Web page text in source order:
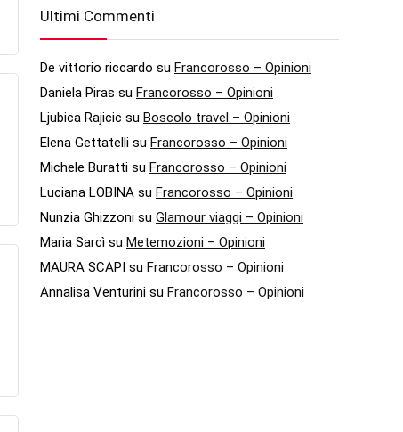
Ultimi Commenti
De vittorio riccardo su Francorosso – Opinioni
Daniela Piras su Francorosso – Opinioni
Ljubica Rajicic su Boscolo travel – Opinioni
Elena Gettatelli su Francorosso – Opinioni
Michele Buratti su Francorosso – Opinioni
Luciana LOBINA su Francorosso – Opinioni
Nunzia Ghizzoni su Glamour viaggi – Opinioni
Maria Sarcì su Metemozioni – Opinioni
MAURA SCAPI su Francorosso – Opinioni
Annalisa Venturini su Francorosso – Opinioni